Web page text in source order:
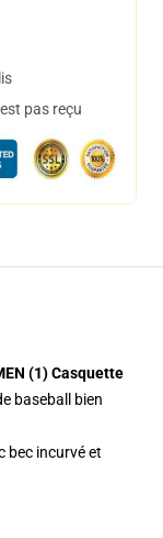
pas reçu
(1) Casquette
baseball bien
bec incurvé et